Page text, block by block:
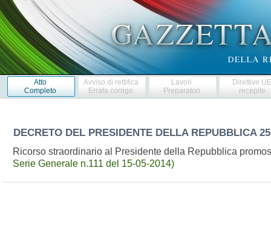
Atto
Completo
Avviso di rettifica
Errata corrige
Lavori
Preparatori
Direttive
recepite
DECRETO DEL PRESIDENTE DELLA REPUBBLICA
Ricorso straordinario al Presidente della Repubblica
Serie Generale n.111 del 15-05-2014)